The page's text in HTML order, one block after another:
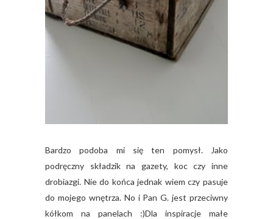
Bardzo podoba mi się ten pomysł. Jako
podręczny składzik na gazety, koc czy inne
drobiazgi. Nie do końca jednak wiem czy pasuje
do mojego wnętrza. No i Pan G. jest przeciwny
kółkom na panelach :)Dla inspiracje małe